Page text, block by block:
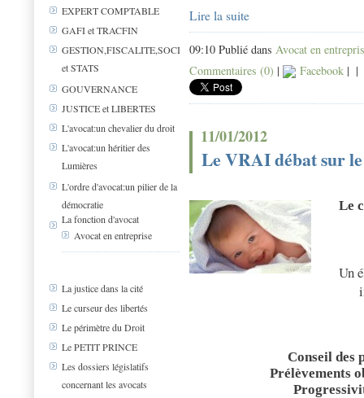
EXPERT COMPTABLE
GAFI et TRACFIN
GESTION,FISCALITE,SOCIAL
et STATS
GOUVERNANCE
JUSTICE et LIBERTES
L'avocat:un chevalier du droit
L'avocat:un héritier des
Lumières
L'ordre d'avocat:un pilier de la
démocratie
La fonction d'avocat
Avocat en entreprise
La justice dans la cité
Le curseur des libertés
Le périmètre du Droit
Le PETIT PRINCE
Les dossiers législatifs
concernant les avocats
Lire la suite
09:10 Publié dans Avocat en
Commentaires (0) | Facebook | |
11/01/2012
Le VRAI débat sur
Le
Un
Conseil des
Prélèvements